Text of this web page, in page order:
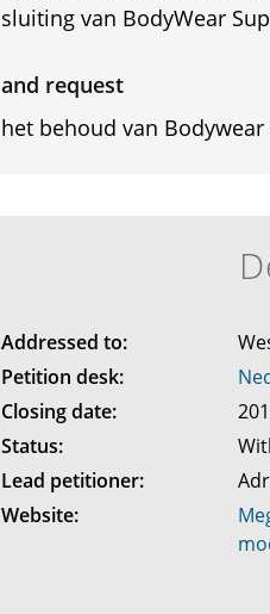
sluiting van BodyWear
and request
het behoud van
Addressed to:
Petition desk:
Closing date:
Status:
Lead petitioner:
Website: